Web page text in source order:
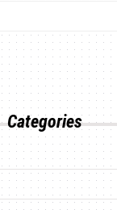
Categories